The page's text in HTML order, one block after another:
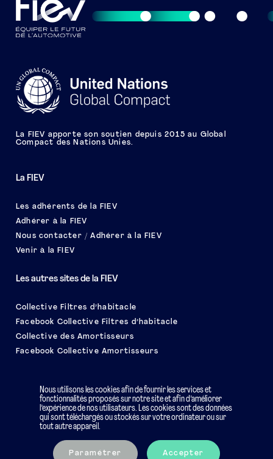
La FIEV
Les adhérents de la FIEV
Adhérer à la FIEV
Nous contacter / Adhérer à la FIEV
Venir à la FIEV
Les autres sites de la FIEV
Collective Filtres d’habitacle
Facebook Collective Filtres d’habitacle
Collective des Amortisseurs
Facebook Collective Amortisseurs
La FIEV apporte son soutien depuis 2015 au Global
Compact des Nations Unies.
Mentions légales Charte éthique
Nous utilisons les cookies afin de fournir les services et
fonctionnalités proposés sur notre site et afin d’améliorer
l’expérience de nos utilisateurs. Les cookies sont des données
qui sont téléchargés ou stockés sur votre ordinateur ou sur
tout autre appareil.
Paramétrer Accepter